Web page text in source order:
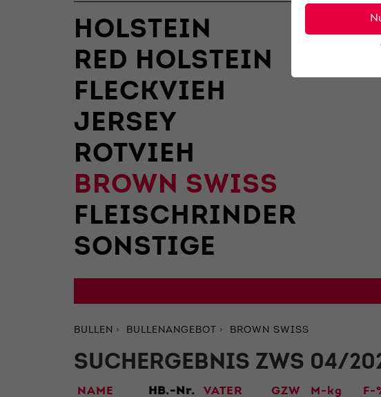
HOLSTEIN
RED HOLSTEIN
FLECKVIEH
JERSEY
ROTVIEH
BROWN SWISS
FLEISCHRINDER
SONSTIGE
BULLEN BULLENANGEBOT BROWN SWISS
SUCHERGEBNIS ZWS 04/
NAME HB.-Nr. VATER GZW M-kg F-